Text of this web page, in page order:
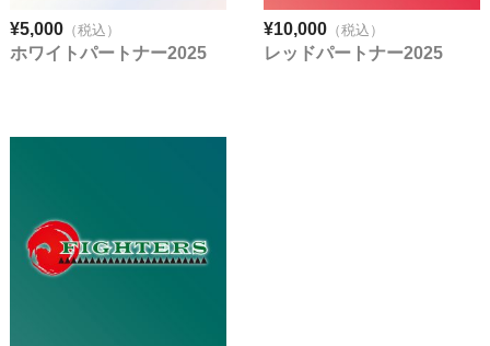
¥5,000（税込）
ホワイトパートナー2025
¥10,000 （税込）
レッドパートナー2025